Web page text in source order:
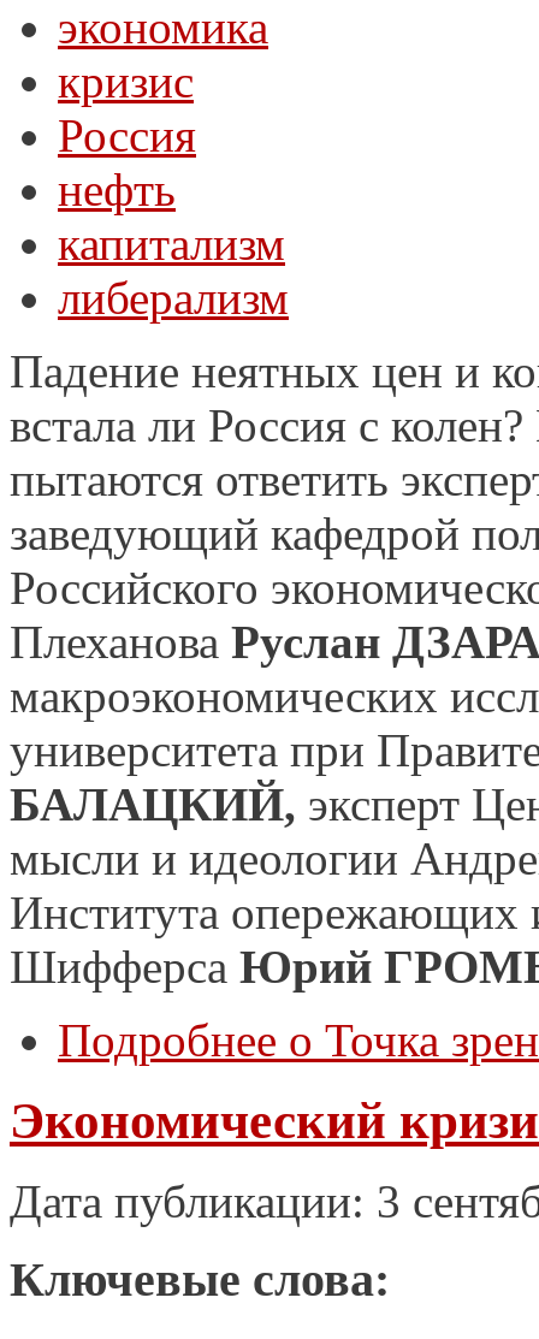
экономика
кризис
Россия
нефть
капитализм
либерализм
Падение неятных цен и
встала ли Россия с
пытаются ответить
заведующий кафедрой
Российского
Плеханова Руслан
макроэкономических
университета при
БАЛАЦКИЙ, эксперт
мысли и идеологии
Института опережающих
Шифферса Юрий
Подробнее о Точка
Экономический
Дата публикации: 3
Ключевые слова: